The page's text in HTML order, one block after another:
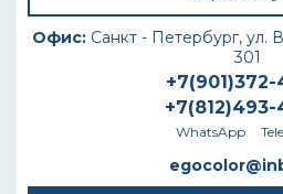
Офис: Санкт - Петербург, ул.
301
WhatsApp